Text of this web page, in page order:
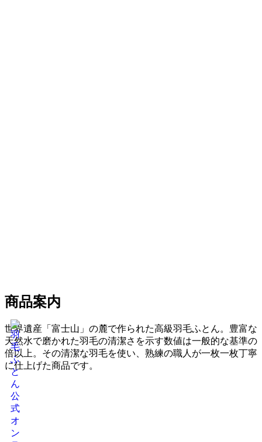
商品案内
世界遺産「富士山」の麓で作られた高級羽毛ふとん。豊富な
天然水で磨かれた羽毛の清潔さを示す数値は一般的な基準の
倍以上。その清潔な羽毛を使い、熟練の職人が一枚一枚丁寧
に仕上げた商品です。